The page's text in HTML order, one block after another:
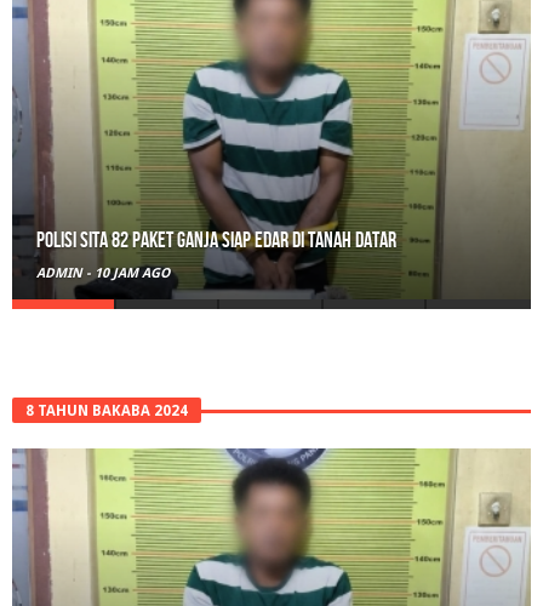
Polisi Sita 82 Paket Ganja Siap Edar di Tanah Datar
ADMIN - 10 JAM AGO
8 TAHUN BAKABA 2024